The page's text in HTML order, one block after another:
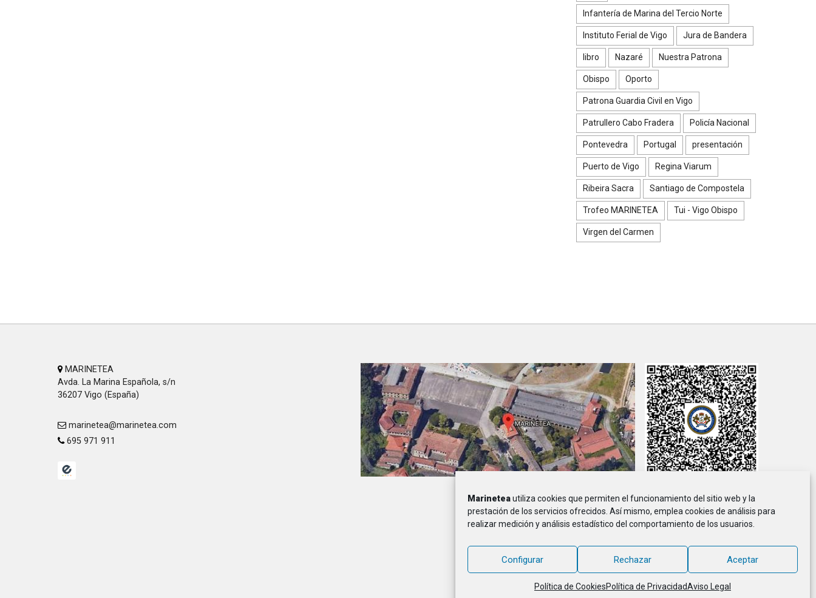
Marineteautiliza cookies que permiten el funcionamiento del sitio web y la
prestación de los servicios ofrecidos. Así mismo, emplea cookies de análisis para
realizar medición y análisis estadístico del comportamiento de los usuarios.
Aceptar
Rechazar
Configurar
Política de CookiesPolítica de PrivacidadAviso Legal
Infantería de Marina del Tercio Norte
Instituto Ferial de Vigo Jura de Bandera
libro Nazaré Nuestra Patrona
Obispo Oporto
Patrona Guardia Civil en Vigo
Patrullero Cabo Fradera Policía Nacional
Pontevedra Portugal presentación
Puerto de Vigo Regina Viarum
Ribeira Sacra Santiago de Compostela
Trofeo MARINETEA Tui - Vigo Obispo
Virgen del Carmen
MARINETEA
Avda. La Marina Española, s/n
36207 Vigo (España)
marinetea@marinetea.com
695 971 911
Aviso Legal Política de Privacidad Política de Cookies
MARINETEA, Asociación de Marineros de la E.T.E.A. y Armada, CIF G-36.916.328